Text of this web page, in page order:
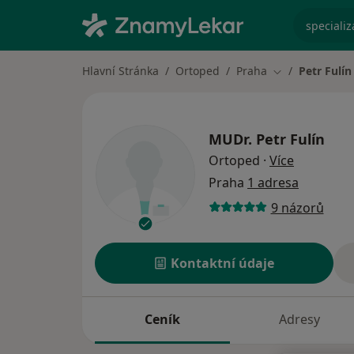
Hlavní Stránka Ortoped Praha Změna města
Petr Fulín
MUDr. Petr Fulín
Ortoped · Více
Praha 1 adresa
9 názorů
Kontaktní údaje
Ceník Adresy